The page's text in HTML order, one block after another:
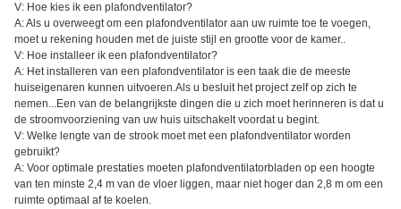
V: Hoe kies ik een plafondventilator?
A: Als u overweegt om een plafondventilator aan uw ruimte toe te voegen,
moet u rekening houden met de juiste stijl en grootte voor de kamer..
V: Hoe installeer ik een plafondventilator?
A: Het installeren van een plafondventilator is een taak die de meeste
huiseigenaren kunnen uitvoeren.Als u besluit het project zelf op zich te
nemen...Een van de belangrijkste dingen die u zich moet herinneren is dat u
de stroomvoorziening van uw huis uitschakelt voordat u begint.
V: Welke lengte van de strook moet met een plafondventilator worden
gebruikt?
A: Voor optimale prestaties moeten plafondventilatorbladen op een hoogte
van ten minste 2,4 m van de vloer liggen, maar niet hoger dan 2,8 m om een
ruimte optimaal af te koelen.